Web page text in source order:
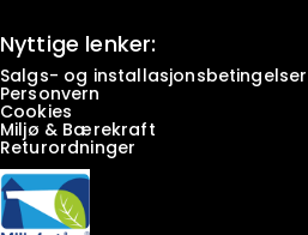
Nyttige lenker:
Salgs- og installasjonsbetingelser
Personvern
Cookies
Miljø & Bærekraft
Returordninger